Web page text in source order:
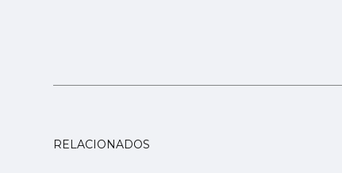
RELACIONADOS